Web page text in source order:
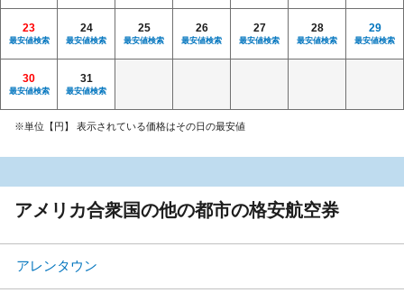
23
最安値検索
24
最安値検索
25
最安値検索
26
最安値検索
27
最安値検索
28
最安値検索
29
最安値検索
30
最安値検索
31
最安値検索
※単位【円】 表示されている価格はその日の最安値
アメリカ合衆国の他の都市の格安航空券
アレンタウン